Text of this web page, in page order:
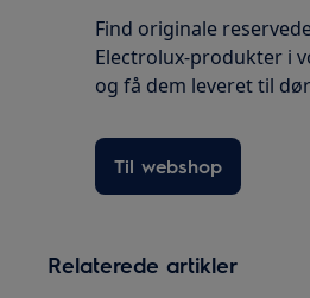
Find originale
Electrolux-produkter i
og få dem leveret til
Til webshop
Relaterede artikler